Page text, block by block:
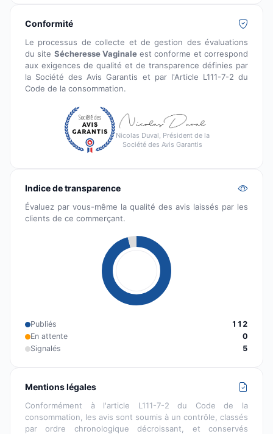
Conformité
Le processus de collecte et de gestion des évaluations
du site Sécheresse Vaginaleest conforme et correspond
aux exigences de qualité et de transparence définies par
la Société des Avis Garantis et par l'Article L111-7-2 du
Code de la consommation.
Nicolas Duval, Président de la
Société des Avis Garantis
Indice de transparence
Évaluez par vous-même la qualité des avis laissés par les
clients de ce commerçant.
Publiés
112
En attente
0
Signalés
5
Mentions légales
Conformément à l'article L111-7-2 du Code de la
consommation, les avis sont soumis à un contrôle, classés
par ordre chronologique décroissant, et conservés